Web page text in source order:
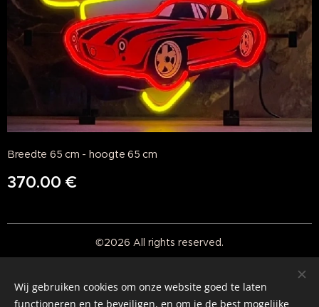
Breedte 65 cm - hoogte 65 cm
370.00 €
©2026 All rights reserved.
Cookies
Wij gebruiken cookies om onze website goed te laten
functioneren en te beveiligen, en om je de best mogelijke